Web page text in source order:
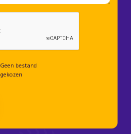
Geen bestand
gekozen